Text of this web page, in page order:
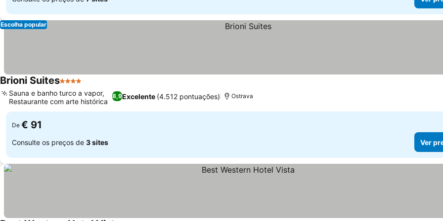
Escolha popular
Brioni Suites4 Estrelas
8,9Excelente (4.512 pontuações)
Sauna e banho turco a vapor,
Restaurante com arte histórica
Ostrava
De € 91
Consulte os preços de 3 sites Ver